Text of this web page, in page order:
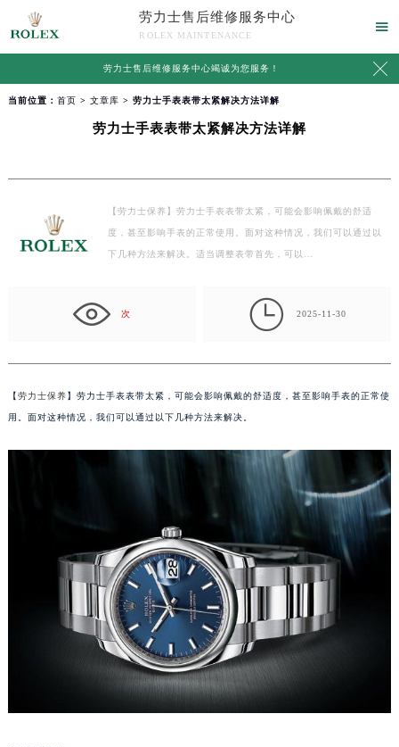
劳力士售后维修服务中心
ROLEX MAINTENANCE

劳力士售后维修服务中心竭诚为您服务！ 
当前位置： 首页 > 文章库 > 劳力士手表表带太紧解决方法详解
劳力士手表表带太紧解决方法详解
【劳力士保养】劳力士手表表带太紧，可能会影响佩戴的舒适
度，甚至影响手表的正常使用。面对这种情况，我们可以通过以
下几种方法来解决。适当调整表带首先，可以…
次  2025-11-30
【劳力士保养】劳力士手表表带太紧，可能会影响佩戴的舒适度，甚至影响手表的正常使
用。面对这种情况，我们可以通过以下几种方法来解决。